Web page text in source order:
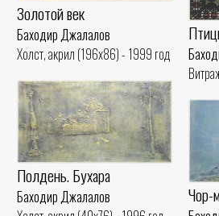
Золотой век
Баходир Джалалов
Холст, акрил (196x86) - 1999 год
Полдень. Бухара
Баходир Джалалов
Чор-